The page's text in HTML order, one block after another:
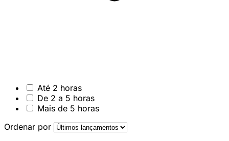
Até 2 horas
De 2 a 5 horas
Mais de 5 horas
Ordenar por